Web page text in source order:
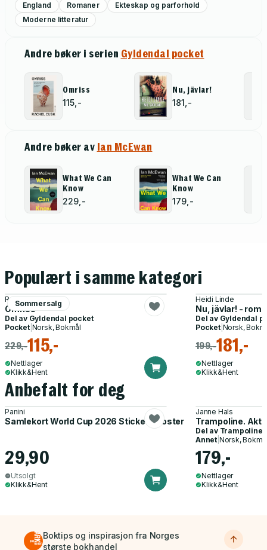
England Romaner
Ekteskap og parforhold
Moderne litteratur
Andre bøker i serien Gyldendal pocket
Omriss
115,-
Nu, jävlar!
181,-
Andre bøker av Ian McEwan
What We Can
Know
229,-
What We Can
Know
179,-
Populært i samme kategori
Sommersalg
Rachel Cusk
Omriss
Del av Gyldendal pocket
Pocket| Norsk, Bokmål
229,-115,-
Nettlager
Klikk&Hent
Heidi Linde
Nu, jävlar! -
Del av Gyldendal
Pocket| Norsk,
199,-181,-
Nettlager
Klikk&Hent
Anbefalt for deg
Panini
Samlekort World Cup 2026 Sticker Booster
29,90
Utsolgt
Klikk&Hent
Janne Hals
Trampoline.
Del av Trampoline
Annet| Norsk,
179,-
Nettlager
Klikk&Hent
Boktips og inspirasjon fra Norges
største bokhandel